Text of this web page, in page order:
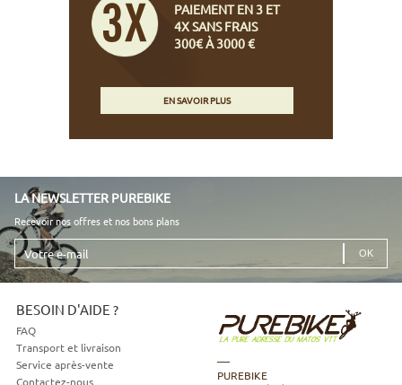
PAIEMENT EN 3 ET
4X SANS FRAIS
300€ À 3000 €
EN SAVOIR PLUS
LA NEWSLETTER PUREBIKE
Recevoir nos offres et nos bons plans
Votre
e-
mail
BESOIN D'AIDE ?
FAQ
Transport et livraison
Service après-vente
Contactez-nous
PUREBIKE